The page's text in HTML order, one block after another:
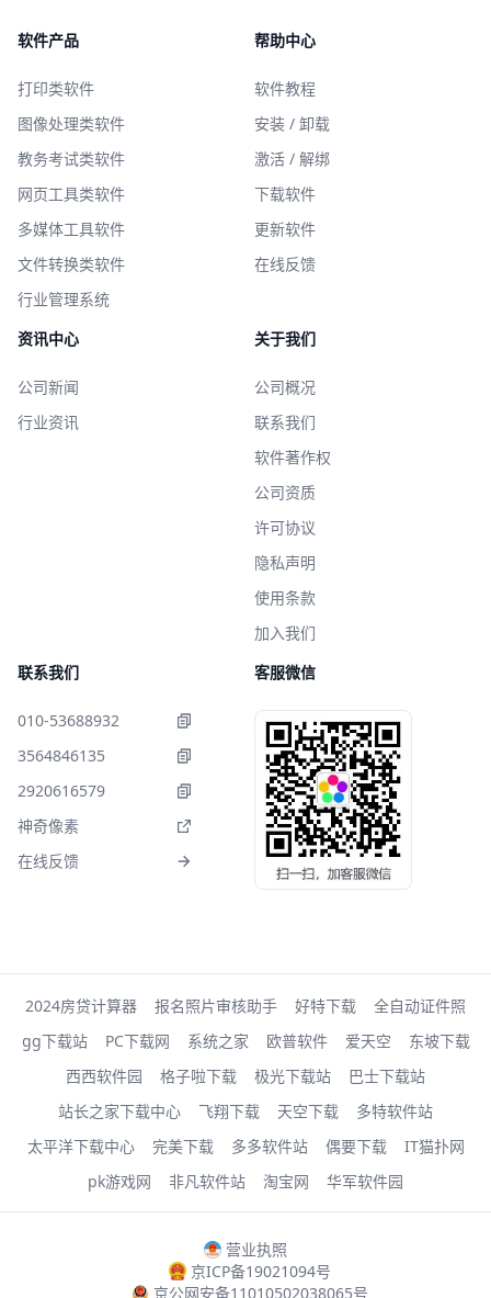
软件产品
打印类软件
图像处理类软件
教务考试类软件
网页工具类软件
多媒体工具软件
文件转换类软件
行业管理系统
帮助中心
软件教程
安装 / 卸载
激活 / 解绑
下载软件
更新软件
在线反馈
资讯中心
公司新闻
行业资讯
关于我们
公司概况
联系我们
软件著作权
公司资质
许可协议
隐私声明
使用条款
加入我们
联系我们
010-53688932
3564846135
2920616579
神奇像素
在线反馈
客服微信
2024房贷计算器 报名照片审核助手 好特下载
全自动证件照
gg下载站
PC下载网 系统之家 欧普软件 爱天空
东坡下载
西西软件园
格子啦下载 极光下载站
巴士下载站
站长之家下载中心
飞翔下载 天空下载
多特软件站
太平洋下载中心
完美下载 多多软件站 偶要下载
IT猫扑网
pk游戏网
非凡软件站 淘宝网 华军软件园
营业执照
京ICP备19021094号
京公网安备11010502038065号